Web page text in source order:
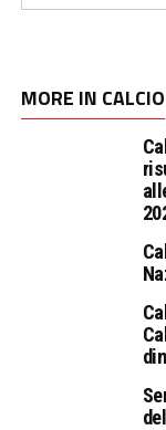
MORE IN CALCIO